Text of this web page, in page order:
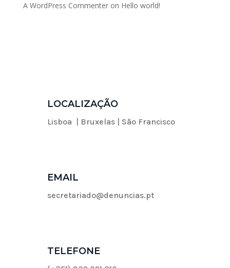
A WordPress Commenteron Hello world!
LOCALIZAÇÃO
Lisboa | Bruxelas | São Francisco
EMAIL
secretariado@denuncias.pt
TELEFONE